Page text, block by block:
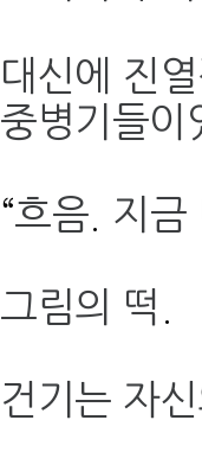
대신에 진
중병기들이
“흐음 지금
그림의 떡
건기는 자